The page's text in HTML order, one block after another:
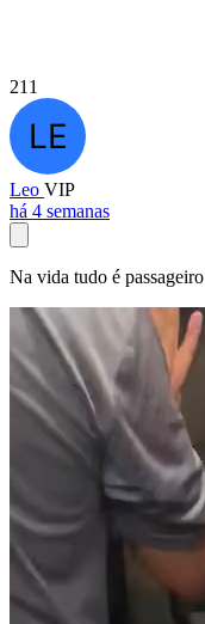
211
Leo VIP
há 4 semanas
Na vida tudo é passageiro